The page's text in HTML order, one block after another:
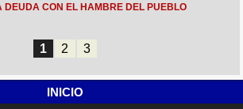
DEUDA CON EL HAMBRE DEL PUEBLO
1 2 3
INICIO